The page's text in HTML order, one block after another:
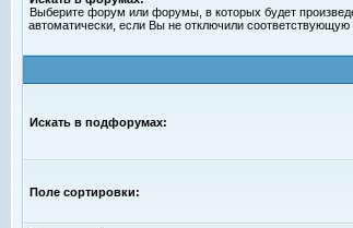
Выберите форум или форумы, в которых будет
автоматически, если Вы не отключили соответствующую
Искать в подфорумах:
Поле сортировки: